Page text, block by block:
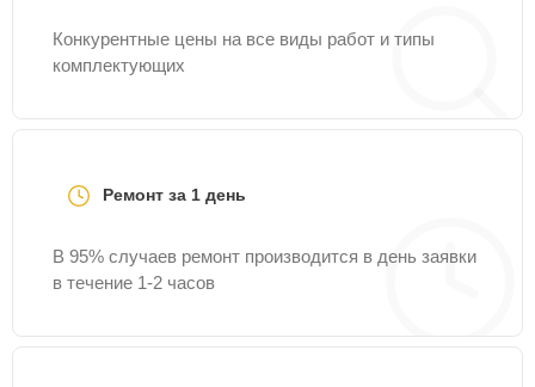
Конкурентные цены на все виды работ и типы
комплектующих
Ремонт за 1 день
В 95% случаев ремонт производится в день заявки
в течение 1-2 часов